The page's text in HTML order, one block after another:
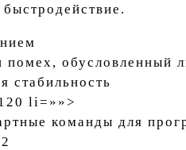
помех, обусловленный
стабильность
li=»»>
команды для